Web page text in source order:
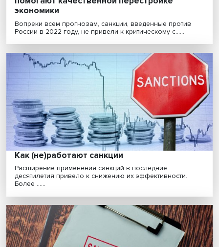
Россия не просто успешно выдерживает
Наука, производство и дипломатия:
советский опыт развития под
прессом
Советский Союз на протяжении десятилетий
под западными санкциями. История развития сове......